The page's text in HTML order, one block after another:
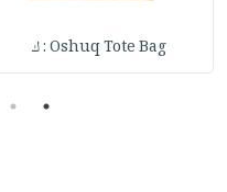
Oshuq Tote Bag : ك
1
2